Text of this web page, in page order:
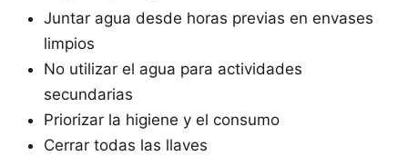
Juntar agua desde horas previas en envases
limpios
No utilizar el agua para actividades
secundarias
Priorizar la higiene y el consumo
Cerrar todas las llaves